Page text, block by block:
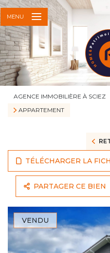
MENU
AGENCE IMMOBILIÈRE À SCIEZ
APPARTEMENT
TÉLÉCHARGER LA
PARTAGER CE BIEN
VENDU